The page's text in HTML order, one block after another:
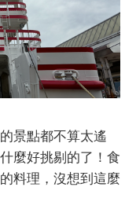
景點都不算太遙
麼好挑剔的了！食
料理，沒想到這麼